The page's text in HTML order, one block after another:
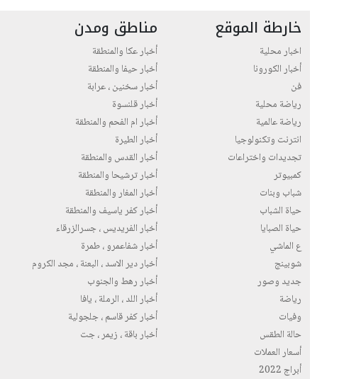
خارطة الموقع
اخبار محلية
أخبار الكورونا
فن
رياضة محلية
رياضة عالمية
انترنت وتكنولوجيا
تجديدات واختراعات
كمبيوتر
شباب وبنات
حياة الشباب
حياة الصبايا
ع الماشي
شوبينج
جديد وصور
رياضة
وفيات
حالة الطقس
أسعار العملات
أبراج 2022
مناطق ومدن
أخبار عكا والمنطقة
أخبار حيفا والمنطقة
أخبار سخنين ، عرابة
أخبار قلنسوة
أخبار ام الفحم والمنطقة
أخبار الطيرة
أخبار القدس والمنطقة
أخبار ترشيحا والمنطقة
أخبار المغار والمنطقة
أخبار كفر ياسيف والمنطقة
أخبار الفريديس ، جسرالزرقاء
أخبار شفاعمرو ، طمرة
أخبار دير الاسد ، البعنة ، مجد الكروم
أخبار رهط والجنوب
أخبار اللد ، الرملة ، يافا
أخبار كفر قاسم ، جلجولية
أخبار باقة ، زيمر ، جت